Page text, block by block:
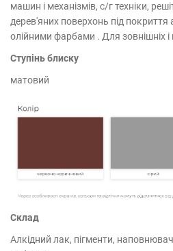
машин і механізмів, с/г техніки,
дерев'яних поверхонь під
олійними фарбами . Для зовнішніх і
Ступінь блиску
матовий
Склад
Алкідний лак, пігменти,